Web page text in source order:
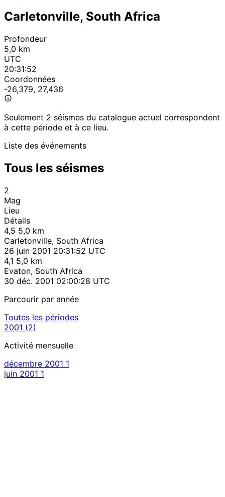
Carletonville, South Africa
Profondeur
5,0 km
UTC
20:31:52
Coordonnées
-26,379, 27,436
Seulement 2 séismes du catalogue actuel correspondent
à cette période et à ce lieu.
Liste des événements
Tous les séismes
2
Mag
Lieu
Détails
4,5 5,0 km
Carletonville, South Africa
26 juin 2001 20:31:52 UTC
4,1 5,0 km
Evaton, South Africa
30 déc. 2001 02:00:28 UTC
Parcourir par année
Toutes les périodes
2001 (2)
Activité mensuelle
décembre 2001 1
juin 2001 1